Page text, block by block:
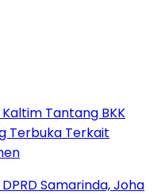
Tantang BKK
Terbuka Terkait